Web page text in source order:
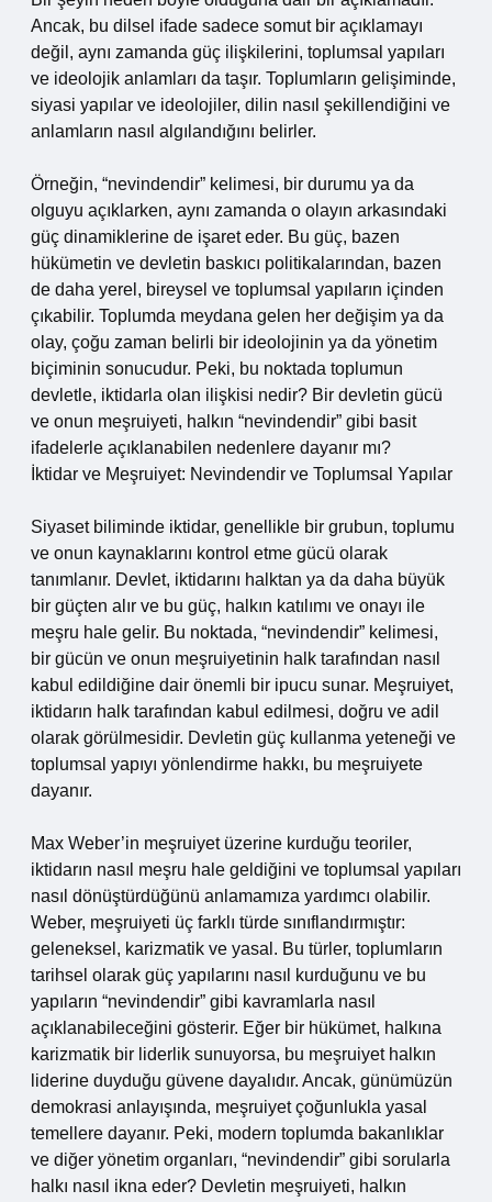
Ancak, bu dilsel ifade sadece somut bir açıklamayı
değil, aynı zamanda güç ilişkilerini, toplumsal yapıları
ve ideolojik anlamları da taşır. Toplumların gelişiminde,
siyasi yapılar ve ideolojiler, dilin nasıl şekillendiğini ve
anlamların nasıl algılandığını belirler.
Örneğin, “nevindendir” kelimesi, bir durumu ya da
olguyu açıklarken, aynı zamanda o olayın arkasındaki
güç dinamiklerine de işaret eder. Bu güç, bazen
hükümetin ve devletin baskıcı politikalarından, bazen
de daha yerel, bireysel ve toplumsal yapıların içinden
çıkabilir. Toplumda meydana gelen her değişim ya da
olay, çoğu zaman belirli bir ideolojinin ya da yönetim
biçiminin sonucudur. Peki, bu noktada toplumun
devletle, iktidarla olan ilişkisi nedir? Bir devletin gücü
ve onun meşruiyeti, halkın “nevindendir” gibi basit
ifadelerle açıklanabilen nedenlere dayanır mı?
İktidar ve Meşruiyet: Nevindendir ve Toplumsal Yapılar
Siyaset biliminde iktidar, genellikle bir grubun, toplumu
ve onun kaynaklarını kontrol etme gücü olarak
tanımlanır. Devlet, iktidarını halktan ya da daha büyük
bir güçten alır ve bu güç, halkın katılımı ve onayı ile
meşru hale gelir. Bu noktada, “nevindendir” kelimesi,
bir gücün ve onun meşruiyetinin halk tarafından nasıl
kabul edildiğine dair önemli bir ipucu sunar. Meşruiyet,
iktidarın halk tarafından kabul edilmesi, doğru ve adil
olarak görülmesidir. Devletin güç kullanma yeteneği ve
toplumsal yapıyı yönlendirme hakkı, bu meşruiyete
dayanır.
Max Weber’in meşruiyet üzerine kurduğu teoriler,
iktidarın nasıl meşru hale geldiğini ve toplumsal yapıları
nasıl dönüştürdüğünü anlamamıza yardımcı olabilir.
Weber, meşruiyeti üç farklı türde sınıflandırmıştır:
geleneksel, karizmatik ve yasal. Bu türler, toplumların
tarihsel olarak güç yapılarını nasıl kurduğunu ve bu
yapıların “nevindendir” gibi kavramlarla nasıl
açıklanabileceğini gösterir. Eğer bir hükümet, halkına
karizmatik bir liderlik sunuyorsa, bu meşruiyet halkın
liderine duyduğu güvene dayalıdır. Ancak, günümüzün
demokrasi anlayışında, meşruiyet çoğunlukla yasal
temellere dayanır. Peki, modern toplumda bakanlıklar
ve diğer yönetim organları, “nevindendir” gibi sorularla
halkı nasıl ikna eder? Devletin meşruiyeti, halkın